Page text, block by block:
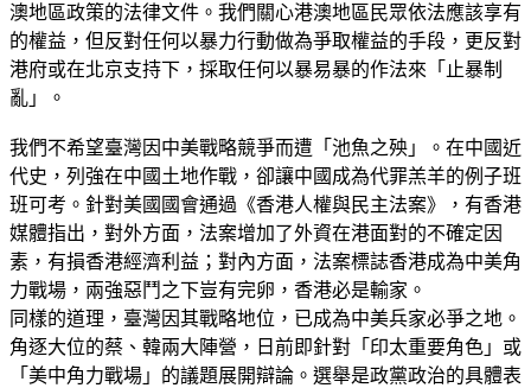
澳地區政策的法律文件。我們關心港澳地區民眾依法應該享有
的權益，但反對任何以暴力行動做為爭取權益的手段，更反對
港府或在北京支持下，採取任何以暴易暴的作法來「止暴制
亂」。
我們不希望臺灣因中美戰略競爭而遭「池魚之殃」。在中國近
代史，列強在中國土地作戰，卻讓中國成為代罪羔羊的例子班
班可考。針對美國國會通過《香港人權與民主法案》，有香港
媒體指出，對外方面，法案增加了外資在港面對的不確定因
素，有損香港經濟利益；對內方面，法案標誌香港成為中美角
力戰場，兩強惡鬥之下豈有完卵，香港必是輸家。
同樣的道理，臺灣因其戰略地位，已成為中美兵家必爭之地。
角逐大位的蔡、韓兩大陣營，日前即針對「印太重要角色」或
「美中角力戰場」的議題展開辯論。選舉是政黨政治的具體表